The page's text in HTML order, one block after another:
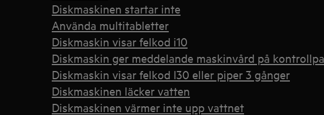
Diskmaskinen startar inte
Använda multitabletter
Diskmaskin visar felkod i10
Diskmaskin ger meddelande maskinvård på
Diskmaskin visar felkod I30 eller piper 3 gånger
Diskmaskinen läcker vatten
Diskmaskinen värmer inte upp vattnet